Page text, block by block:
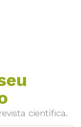
científica.